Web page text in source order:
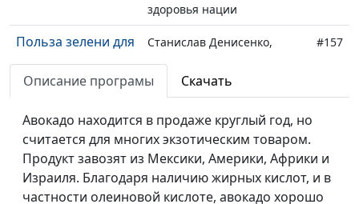
здоровья нации
Польза зелени для
здоровья
Станислав Денисенко,
инструктор ЗОЖ, член Лиги
здоровья нации
#157
Хурма - кладезь
витаминов
Станислав Денисенко,
инструктор ЗОЖ, член Лиги
здоровья нации
Имбирь -
Станислав Денисенко,
#155
Описание програмы Скачать
Авокадо находится в продаже круглый год, но
считается для многих экзотическим товаром.
Продукт завозят из Мексики, Америки, Африки и
Израиля. Благодаря наличию жирных кислот, и в
частности олеиновой кислоте, авокадо хорошо